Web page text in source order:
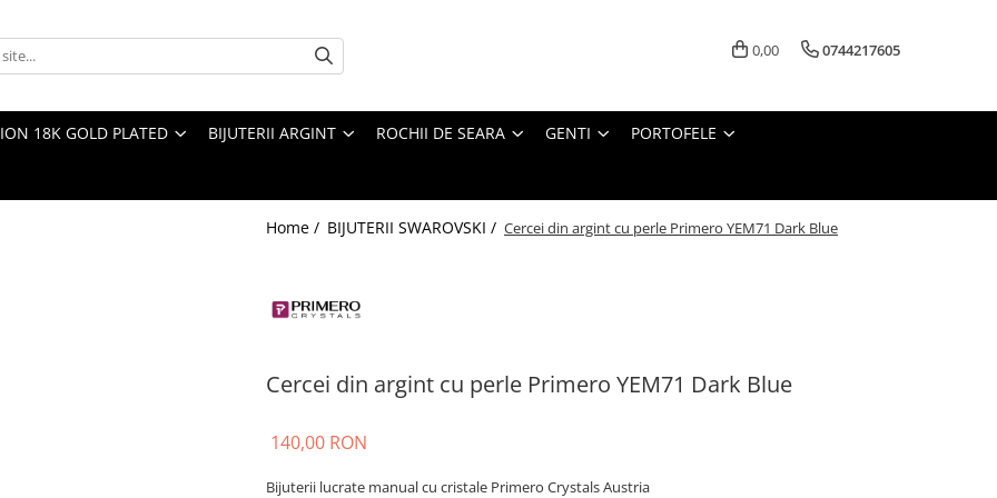
0,00 0744217605
18K GOLD PLATED BIJUTERII ARGINT ROCHII DE SEARA GENTI PORTOFELE
Home / BIJUTERII SWAROVSKI / Cercei din argint cu perle Primero YEM71 Dark Blue
Cercei din argint cu perle Primero YEM71 Dark Blue
140,00 RON
Bijuterii lucrate manual cu cristale Primero Crystals Austria